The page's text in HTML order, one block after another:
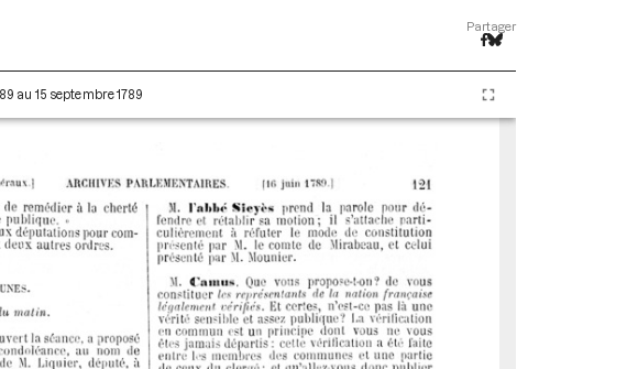
Partager
au 15 septembre 1789